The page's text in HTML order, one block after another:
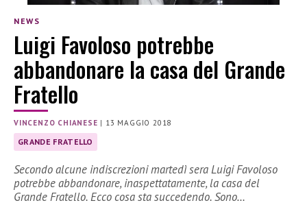
NEWS
Luigi Favoloso potrebbe
abbandonare la casa del Grande
Fratello
VINCENZO CHIANESE | 13 MAGGIO 2018
GRANDE FRATELLO
Secondo alcune indiscrezioni martedì sera Luigi Favoloso
potrebbe abbandonare, inaspettatamente, la casa del
Grande Fratello. Ecco cosa sta succedendo. Sono…